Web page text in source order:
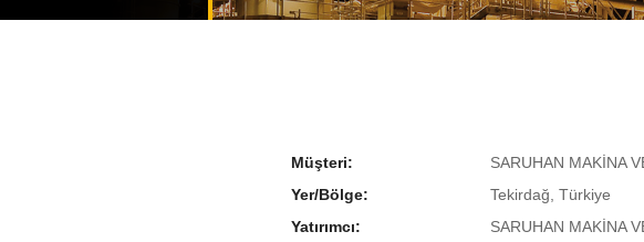
Müşteri:
SARUHAN MAKİNA
Yer/Bölge:
Tekirdağ, Türkiye
Yatırımcı:
SARUHAN MAKİNA